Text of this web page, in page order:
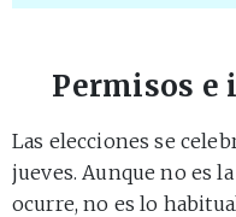
Permisos e
Las elecciones se
jueves. Aunque no es
ocurre, no es lo